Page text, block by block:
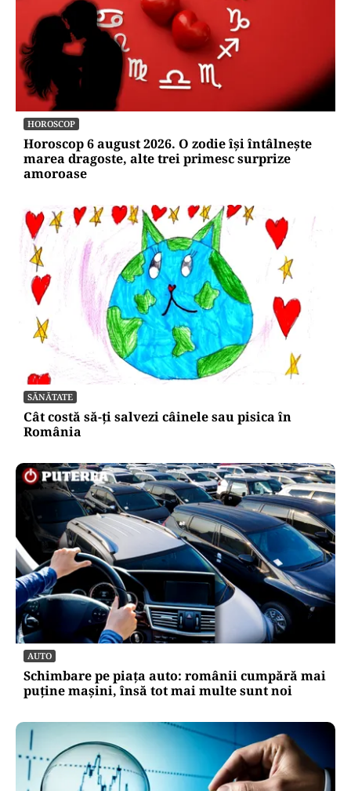
HOROSCOP
Horoscop 6 august 2026. O zodie își întâlnește
marea dragoste, alte trei primesc surprize
amoroase
SĂNĂTATE
Cât costă să-ți salvezi câinele sau pisica în
România
AUTO
Schimbare pe piața auto: românii cumpără mai
puține mașini, însă tot mai multe sunt noi